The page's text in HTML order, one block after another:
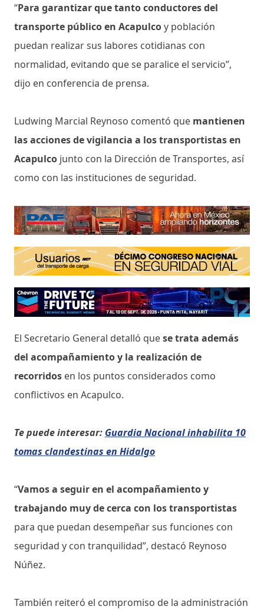
“Para garantizar que tanto conductores del
transporte público en Acapulcoy población
puedan realizar sus labores cotidianas con
normalidad, evitando que se paralice el servicio”,
dijo en conferencia de prensa.
Ludwing Marcial Reynoso comentó que mantienen
las acciones de vigilancia a los transportistas en
Acapulco junto con la Dirección de Transportes, así
como con las instituciones de seguridad.
El Secretario General detalló quese trata además
del acompañamiento y la realización de
recorridos en los puntos considerados como
conflictivos en Acapulco.
Te puede interesar: Guardia Nacional inhabilita 10
tomas clandestinas en Hidalgo
“Vamos a seguir en el acompañamiento y
trabajando muy de cerca con los transportistas
para que puedan desempeñar sus funciones con
seguridad y con tranquilidad”, destacó Reynoso
Núñez.
También reiteró el compromiso de la administración